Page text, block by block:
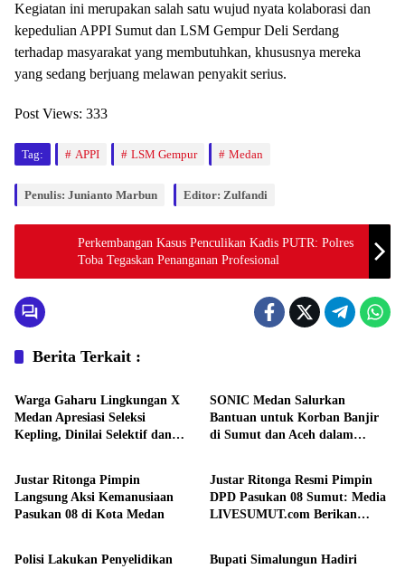
Kegiatan ini merupakan salah satu wujud nyata kolaborasi dan
kepedulian APPI Sumut dan LSM Gempur Deli Serdang
terhadap masyarakat yang membutuhkan, khususnya mereka
yang sedang berjuang melawan penyakit serius.
Post Views: 333
Tag: APPI LSM Gempur Medan
Penulis: Junianto Marbun Editor: Zulfandi
Perkembangan Kasus Penculikan Kadis PUTR: Polres
Toba Tegaskan Penanganan Profesional
Berita Terkait :
Daerah
Warga Gaharu Lingkungan X
Medan Apresiasi Seleksi
Kepling, Dinilai Selektif dan
SONIC Medan Salurkan
Bantuan untuk Korban Banjir
di Sumut dan Aceh dalam
Uncategorized
Justar Ritonga Pimpin
Langsung Aksi Kemanusiaan
Pasukan 08 di Kota Medan
Daerah
Justar Ritonga Resmi Pimpin
DPD Pasukan 08 Sumut: Media
LIVESUMUT.com Berikan
Daerah
Polisi Lakukan Penyelidikan
Daerah
Bupati Simalungun Hadiri